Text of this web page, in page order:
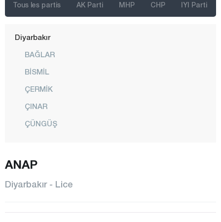
Tous les partis AK Parti MHP CHP IYI Parti
Denizli
Diyarbakır
BAĞLAR
BİSMİL
ÇERMİK
ÇINAR
ÇÜNGÜŞ
ANAP
Diyarbakır - Lice